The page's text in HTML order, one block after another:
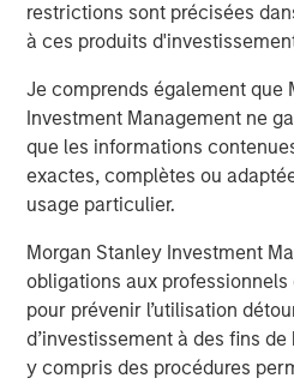
restrictions sont précisées
à ces produits
Je comprends également que
Investment Management ne
que les informations
exactes, complètes ou
usage particulier.
Morgan Stanley Investment
obligations aux
pour prévenir l’utilisation
d’investissement à des fins
y compris des procédures